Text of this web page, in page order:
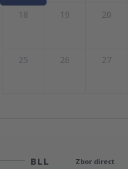
18 19 20
25 26 27
BLL Zbor direct